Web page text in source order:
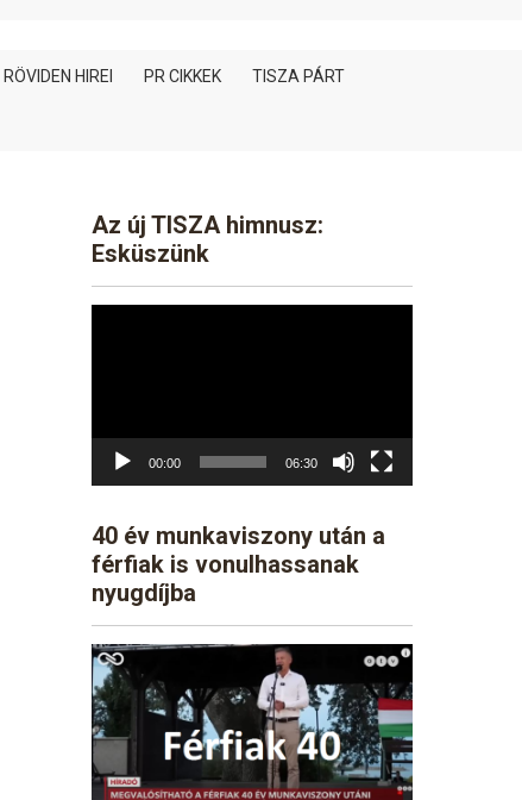
RÖVIDEN HIREI PR CIKKEK TISZA PÁRT
Az új TISZA himnusz:
Esküszünk
00:00 06:30
40 év munkaviszony után a
férfiak is vonulhassanak
nyugdíjba